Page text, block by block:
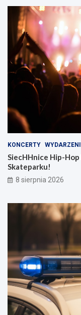
KONCERTY
SiecHHnice Hip-
Skateparku!
8 sierpnia 2026